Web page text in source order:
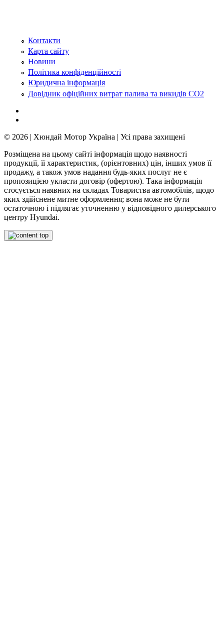
Контакти
Карта сайту
Новини
Політика конфіденційності
Юридична інформація
Довідник офіційних витрат палива та викидів СО2
© 2026 | Хюндай Мотор Україна | Усі права захищені
Розміщена на цьому сайті інформація щодо наявності
продукції, її характеристик, (орієнтовних) цін, інших умов її
продажу, а також умов надання будь-яких послуг не є
пропозицією укласти договір (офертою). Така інформація
стосується наявних на складах Товариства автомобілів, щодо
яких здійснене митне оформлення; вона може не бути
остаточною і підлягає уточненню у відповідного дилерського
центру Hyundai.